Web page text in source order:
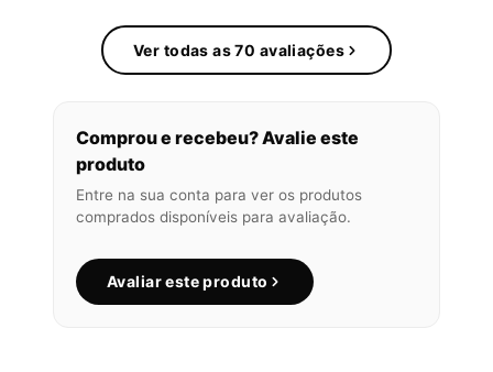
Ver todas as 70 avaliações
Comprou e recebeu? Avalie este
produto
Entre na sua conta para ver os produtos
comprados disponíveis para avaliação.
Avaliar este produto